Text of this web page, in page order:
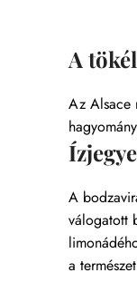
A
Az Alsace
A
válogatott
a